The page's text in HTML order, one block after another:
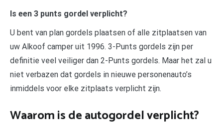
Is een 3 punts gordel verplicht?
U bent van plan gordels plaatsen of alle zitplaatsen van
uw Alkoof camper uit 1996. 3-Punts gordels zijn per
definitie veel veiliger dan 2-Punts gordels. Maar het zal u
niet verbazen dat gordels in nieuwe personenauto’s
inmiddels voor elke zitplaats verplicht zijn.
Waarom is de autogordel verplicht?